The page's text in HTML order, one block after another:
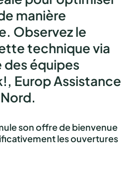
manière
Observez le
technique via
des équipes
Europ Assistance
son offre de bienvenue
les ouvertures